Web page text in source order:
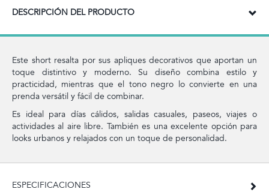
DESCRIPCIÓN DEL PRODUCTO
Este short resalta por sus apliques decorativos que aportan un
toque distintivo y moderno. Su diseño combina estilo y
practicidad, mientras que el tono negro lo convierte en una
prenda versátil y fácil de combinar.
Es ideal para días cálidos, salidas casuales, paseos, viajes o
actividades al aire libre. También es una excelente opción para
looks urbanos y relajados con un toque de personalidad.
ESPECIFICACIONES